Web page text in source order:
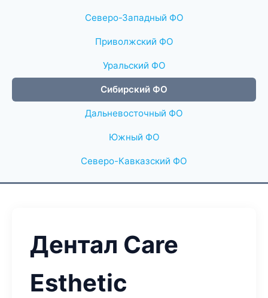
Северо-Западный ФО
Приволжский ФО
Уральский ФО
Сибирский ФО
Дальневосточный ФО
Южный ФО
Северо-Кавказский ФО
Дентал Care
Esthetic